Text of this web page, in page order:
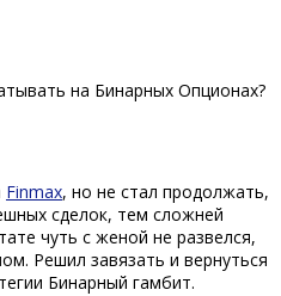
на Бинарных Опционах?
Finmax, но не стал продолжать,
сделок, тем сложней
чуть с женой не развелся,
Решил завязать и вернуться
Бинарный гамбит.